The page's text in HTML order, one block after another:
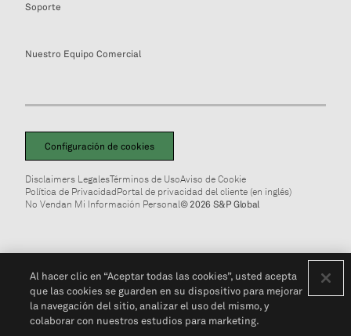
Soporte
Nuestro Equipo Comercial
Configuración de cookies
Disclaimers LegalesTérminos de UsoAviso de Cookie
Política de PrivacidadPortal de privacidad del cliente (en inglés)
No Vendan Mi Información Personal© 2026 S&P Global
Al hacer clic en “Aceptar todas las cookies”, usted acepta
que las cookies se guarden en su dispositivo para mejorar
la navegación del sitio, analizar el uso del mismo, y
colaborar con nuestros estudios para marketing.